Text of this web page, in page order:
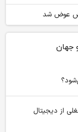
عوض شد
جهان
از دیجیتال